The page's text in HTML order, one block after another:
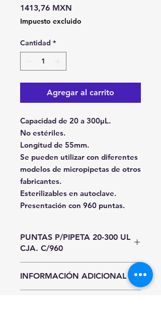
1413,76 MXN
Impuesto excluido
Cantidad *
Agregar al carrito
Capacidad de 20 a 300µL.
No estériles.
Longitud de 55mm.
Se pueden utilizar con diferentes
modelos de micropipetas de otros
fabricantes.
Esterilizables en autoclave.
Presentación con 960 puntas.
PUNTAS P/PIPETA 20-300 UL
CJA. C/960
Paquete
INFORMACIÓN ADICIONAL